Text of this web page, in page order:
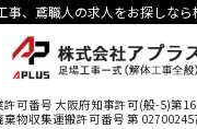
事、鳶職人の求人をお探しなら
許可番号 大阪府知事許可(般-5)第
棄物収集運搬許可番号 第